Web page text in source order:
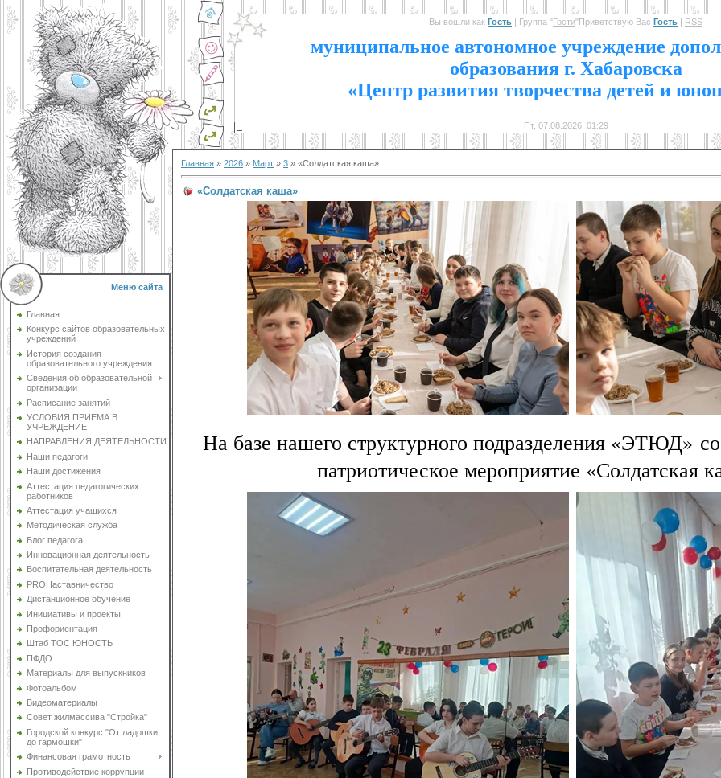
Меню сайта
Главная
Конкурс сайтов образовательных
учреждений
История создания
образовательного учреждения
Сведения об образовательной
организации
Расписание занятий
УСЛОВИЯ ПРИЕМА В
УЧРЕЖДЕНИЕ
НАПРАВЛЕНИЯ ДЕЯТЕЛЬНОСТИ
Наши педагоги
Наши достижения
Аттестация педагогических
работников
Аттестация учащихся
Методическая служба
Блог педагога
Инновационная деятельность
Воспитательная деятельность
PROНаставничество
Дистанционное обучение
Инициативы и проекты
Профориентация
Штаб ТОС ЮНОСТЬ
ПФДО
Материалы для выпускников
Фотоальбом
Видеоматериалы
Совет жилмассива "Стройка"
Городской конкурс "От ладошки
до гармошки"
Финансовая грамотность
Противодействие коррупции
Вы вошли как Гость | Группа "Гости"Приветствую Вас Гость | RSS
муниципальное автономное учреждение
образования г. Хабаровска
«Центр развития творчества детей и
Пт, 07.08.2026, 01:29
Главная » 2026 » Март » 3 » «Солдатская каша»
«Солдатская каша»
На базе нашего структурного подразделения «ЭТЮД»
патриотическое мероприятие «Солдатская